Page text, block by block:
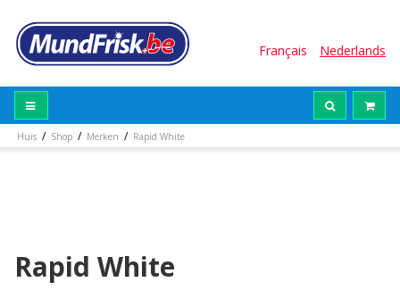
Français Nederlands
Huis / Shop / Merken / Rapid White
Rapid White